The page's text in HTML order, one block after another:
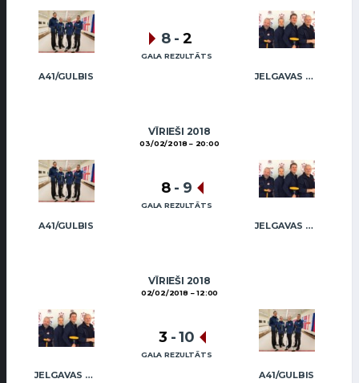
A41/GULBIS JELGAVAS KĒRLINGA KLUBS / RĒDLIHS
8 - 2
GALA REZULTĀTS
VĪRIEŠI 2018
03/02/2018 20:00
A41/GULBIS JELGAVAS KĒRLINGA KLUBS / RĒDLIHS
8 - 9
GALA REZULTĀTS
VĪRIEŠI 2018
02/02/2018 12:00
JELGAVAS KĒRLINGA KLUBS / RĒDLIHS A41/GULBIS
3 - 10
GALA REZULTĀTS